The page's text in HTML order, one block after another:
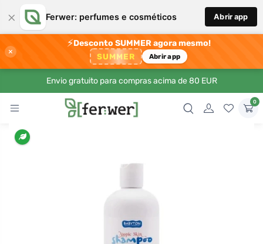
× Ferwer: perfumes e cosméticos Abrir app
×
⚡Desconto SUMMER agora mesmo!
SUMMER Abrir app
Envio gratuito para compras acima de 80 EUR
0